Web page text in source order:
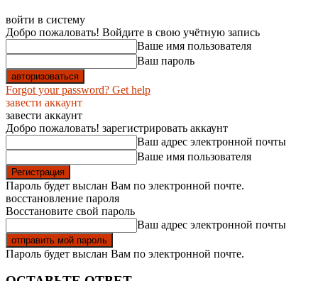
войти в систему
Добро пожаловать! Войдите в свою учётную запись
Ваше имя пользователя
Ваш пароль
Forgot your password? Get help
завести аккаунт
завести аккаунт
Добро пожаловать! зарегистрировать аккаунт
Ваш адрес электронной почты
Ваше имя пользователя
Пароль будет выслан Вам по электронной почте.
восстановление пароля
Восстановите свой пароль
Ваш адрес электронной почты
Пароль будет выслан Вам по электронной почте.